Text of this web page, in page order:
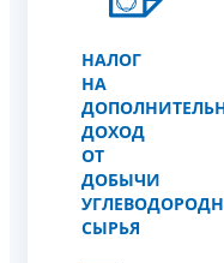
НАЛОГ
НА
ДОХОД
ОТ
ДОБЫЧИ
СЫРЬЯ